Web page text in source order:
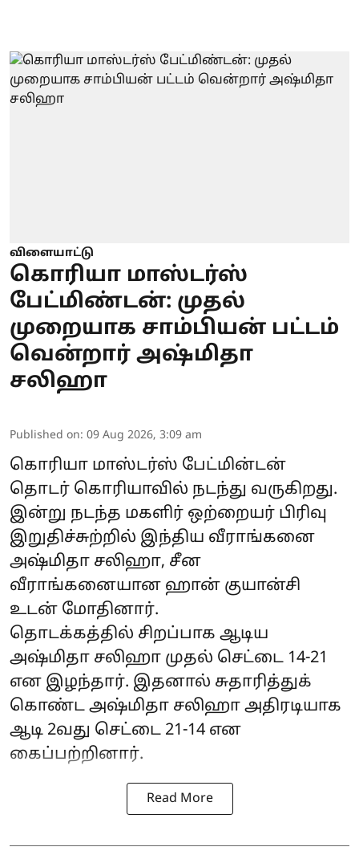
விளையாட்டு
கொரியா மாஸ்டர்ஸ்
பேட்மிண்டன்: முதல்
முறையாக சாம்பியன் பட்டம்
வென்றார் அஷ்மிதா
சலிஹா
Published on: 09 Aug 2026, 3:09 am
கொரியா மாஸ்டர்ஸ் பேட்மின்டன்
தொடர் கொரியாவில் நடந்து வருகிறது.
இன்று நடந்த மகளிர் ஒற்றையர் பிரிவு
இறுதிச்சுற்றில் இந்திய வீராங்கனை
அஷ்மிதா சலிஹா, சீன
வீராங்கனையான ஹான் குயான்சி
உடன் மோதினார்.
தொடக்கத்தில் சிறப்பாக ஆடிய
அஷ்மிதா சலிஹா முதல் செட்டை 14-21
என இழந்தார். இதனால் சுதாரித்துக்
கொண்ட அஷ்மிதா சலிஹா அதிரடியாக
ஆடி 2வது செட்டை 21-14 என
கைப்பற்றினார்.
Read More